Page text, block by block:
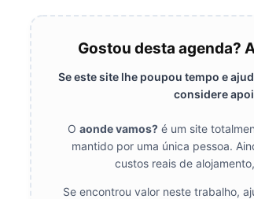
Gostou desta agenda?
Se este site lhe poupou tempo e
considere
O aonde vamos? é um site
mantido por uma única pessoa.
custos reais de
Se encontrou valor neste trabalho,